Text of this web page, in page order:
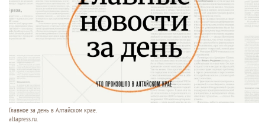
Главное за день в Алтайском крае.
altapress.ru.